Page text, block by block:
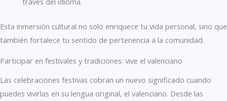
Esta inmersión cultural no solo enriquece tu vida personal, sino que
también fortalece tu sentido de pertenencia a la comunidad.
Participar en festivales y tradiciones: vive el valenciano
Las celebraciones festivas cobran un nuevo significado cuando
puedes vivirlas en su lengua original, el valenciano. Desde las